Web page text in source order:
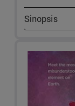
Sinopsis